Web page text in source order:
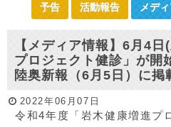
予告 活動報告 メデ
【メディア情報】6月4
プロジェクト健診」が開
陸奥新報（6月5日）に掲
2022年06月07日
令和4年度「岩木健康増進プ